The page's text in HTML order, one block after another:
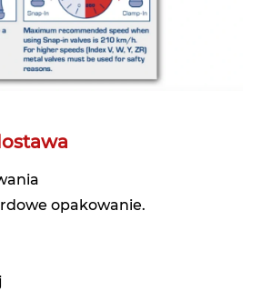
opakowanie.